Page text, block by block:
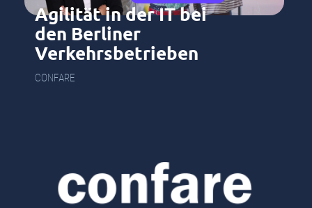
Agilität in der IT bei
den Berliner
Verkehrsbetrieben
CONFARE